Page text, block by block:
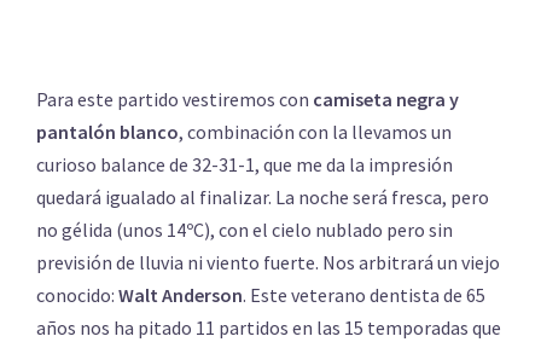
Para este partido vestiremos con camiseta negra y
pantalón blanco, combinación con la llevamos un
curioso balance de 32-31-1, que me da la impresión
quedará igualado al finalizar. La noche será fresca, pero
no gélida (unos 14ºC), con el cielo nublado pero sin
previsión de lluvia ni viento fuerte. Nos arbitrará un viejo
conocido: Walt Anderson. Este veterano dentista de 65
años nos ha pitado 11 partidos en las 15 temporadas que